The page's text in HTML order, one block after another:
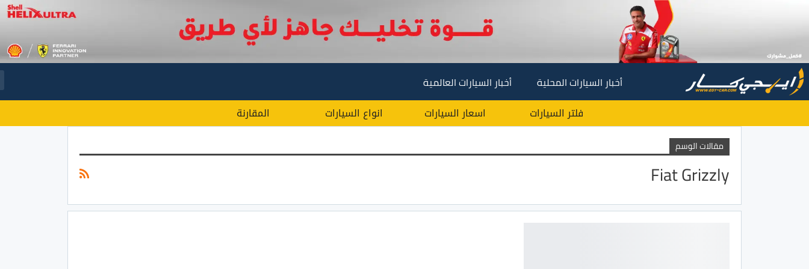
أخبار السيارات المحلية أخبار السيارات العالمية
فلتر السيارات اسعار السيارات انواع السيارات المقارنة
مقالات الوسم
Fiat Grizzly